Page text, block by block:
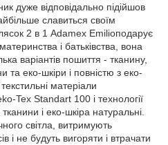
дуже відповідально підійшов
славиться своїм
2 в 1 Adamex Emilioподарує
і батьківства, вона
варіантів пошиття - тканину,
та еко-шкіри і повністю з еко-
матеріали
Tex Standart 100 і технології
і еко-шкіра натуральні.
світла, витримують
і не будуть вигоряти і втрачати